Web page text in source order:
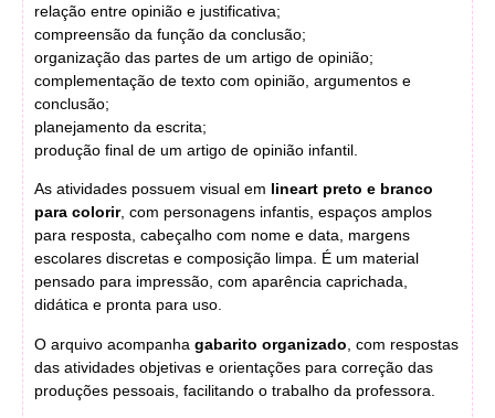
relação entre opinião e justificativa;
compreensão da função da conclusão;
organização das partes de um artigo de opinião;
complementação de texto com opinião, argumentos e
conclusão;
planejamento da escrita;
produção final de um artigo de opinião infantil.
As atividades possuem visual em lineart preto e branco
para colorir, com personagens infantis, espaços amplos
para resposta, cabeçalho com nome e data, margens
escolares discretas e composição limpa. É um material
pensado para impressão, com aparência caprichada,
didática e pronta para uso.
O arquivo acompanha gabarito organizado , com respostas
das atividades objetivas e orientações para correção das
produções pessoais, facilitando o trabalho da professora.